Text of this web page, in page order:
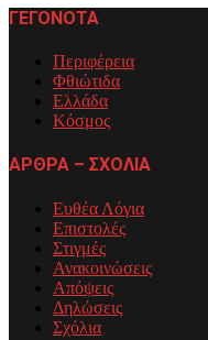
ΓΕΓΟΝΟΤΑ
Περιφέρεια
Φθιώτιδα
Ελλάδα
Κόσμος
ΑΡΘΡΑ – ΣΧΟΛΙΑ
Ευθέα Λόγια
Επιστολές
Στιγμές
Ανακοινώσεις
Απόψεις
Δηλώσεις
Σχόλια